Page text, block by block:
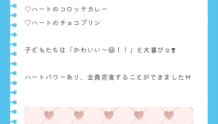
♡ハートのコロッケカレー
♡ハートのチョコプリン
子どもたちは「かわいい〜😆！！」と大喜び☺️❣️
ハートパワーあり、全員完食することができました🍴